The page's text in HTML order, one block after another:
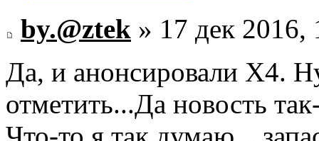
by.@ztek » 17 дек 2016,
Да, и анонсировали Х4.
отметить...Да новость